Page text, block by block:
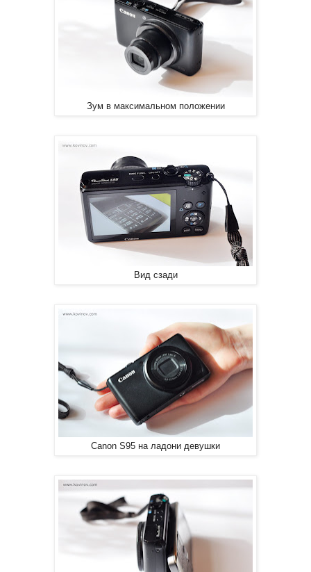
Зум в максимальном положении
Вид сзади
Canon S95 на ладони девушки